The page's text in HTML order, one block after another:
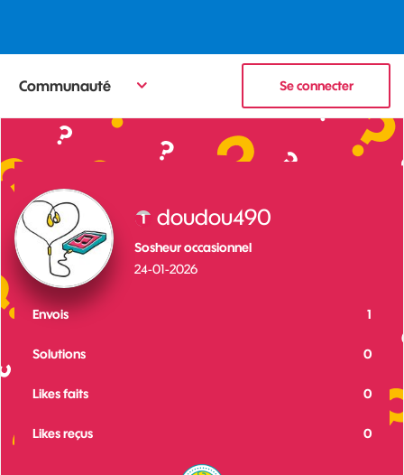
Communauté Se connecter
doudou490
Sosheur occasionnel
‎24-01-2026
1
Envois
0
Solutions
0
Likes faits
0
Likes reçus